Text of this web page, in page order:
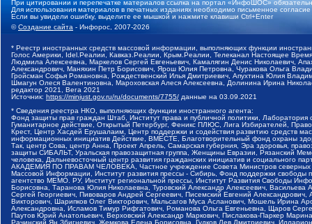
При цитировании и перепечатке материалов ссылка на портал «ИнфоШОС»
Для использования материалов в печатных изданиях необходимо письменное
Если вы увидели ошибку, выделите ее мышкой и нажмите клавиши Ctrl+Enter
©Создание сайта - Инфорос, 2007-2026
* Реестр иностранных средств массовой информации, выполняющих функции
Голос Америки, Idel.Реалии, Кавказ.Реалии, Крым.Реалии, Телеканал Настоящее
Людмила Алексеевна, Маркелов Сергей Евгеньевич, Камалягин Денис Николаевич,
Александрович, Маняхин Петр Борисович, Ярош Юлия Петровна, Чуракова Ольга
Гройсман Софья Романовна, Рождественский Илья Дмитриевич, Апухтина Юлия
Шмагун Олеся Валентиновна, Мароховская Алеся Алексеевна, Долинина Ирина
редактор 2021, Вега 2021
Источник: https://minjust.gov.ru/ru/documents/7755/ данные на 03.09.2021
* Сведения реестра НКО, выполняющих функции иностранного агента:
Фонд защиты прав граждан Штаб, Институт права и публичной политики,
Гуманитарное действие, Открытый Петербург, Феникс ПЛЮС, Лига Избирателей,
Крест, Центр Хасдей Ерушалаим, Центр поддержки и содействия развитию средств
информационных инициатив Действие, ВМЕСТЕ, Благотворительный фонд охраны
Так, центр Сова, центр Анна, Проект Апрель, Самарская губерния, Эра здоровья,
защиты СИБАЛЬТ, Уральская правозащитная группа, Женщины Евразии, Рязанский
человека, Дальневосточный центр развития гражданских инициатив и социального
АКАДЕМИЯ ПО ПРАВАМ ЧЕЛОВЕКА, Частное учреждение Совета Министров северных
Массовой Информации, Институт развития прессы - Сибирь, Фонд поддержки
агентство МЕМО. РУ, Институт региональной прессы, Институт Развития Свободы
Борисовна, Таранова Юлия Николаевна, Туровский Александр Алексеевич,
Сергей Георгиевич, Пивоваров Андрей Сергеевич, Писемский Евгений
Викторович, Шарипков Олег Викторович, Мальсагов Муса Асланович, Мошель Ирина
Александровна, Исламов Тимур Рифгатович, Романова Ольга Евгеньевна, Щаров
Паутов Юрий Анатольевич, Верховский Александр Маркович, Пислакова-Паркер
Рачинский Ян Збигневич, Жемкова Елена Борисовна, Гудков Лев Дмитриевич,